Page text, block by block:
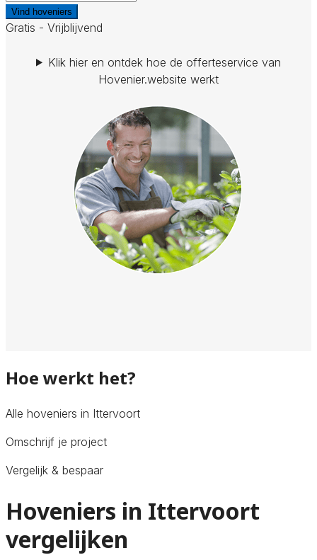
Vind hoveniers
Gratis - Vrijblijvend
Klik hier en ontdek hoe de offerteservice van
Hovenier.website werkt
Hoe werkt het?
Alle hoveniers in Ittervoort
Omschrijf je project
Vergelijk & bespaar
Hoveniers in Ittervoort
vergelijken